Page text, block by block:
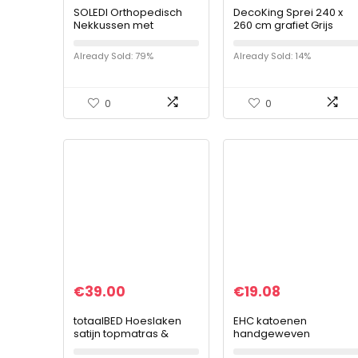
SOLEDI Orthopedisch
Nekkussen met
Kussenslopen Hoogte
Verstelbaar
en…
Already Sold: 79%
0
DecoKing Sprei 240 x
260 cm grafiet Grijs
dubbelzijdig
onderhoudsvriendelijk
Already Sold: 14%
0
€39.00
totaalBED Hoeslaken
satijn topmatras &
€19.08
EHC katoenen
handgeweven